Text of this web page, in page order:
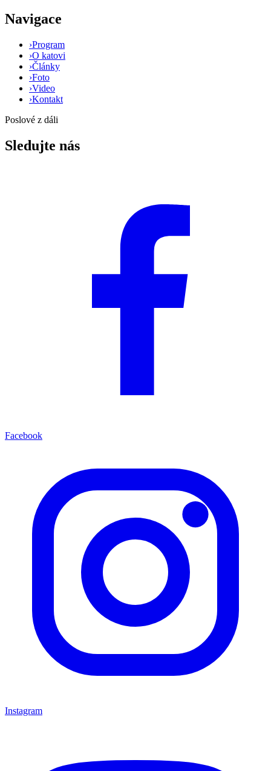
Navigace
›Program
›O katovi
›Články
›Foto
›Video
›Kontakt
Poslové z dáli
Sledujte nás
Facebook
Instagram